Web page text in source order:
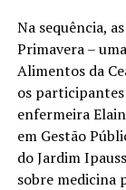
Na sequência,
Primavera –
Alimentos da
os participantes
enfermeira
em Gestão
do Jardim
sobre medicina